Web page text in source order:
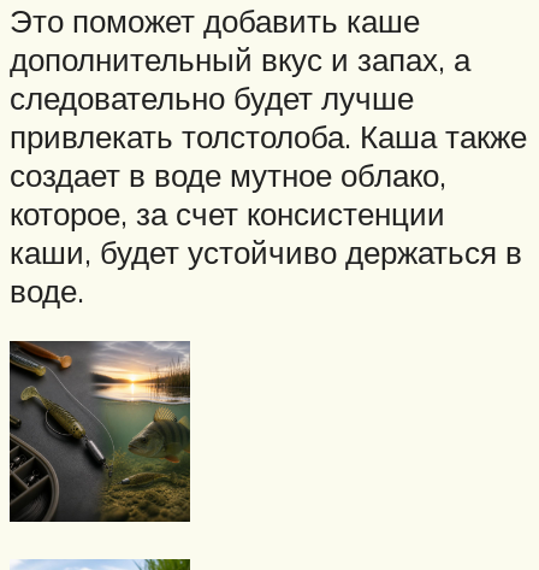
Это поможет добавить каше
дополнительный вкус и запах, а
следовательно будет лучше
привлекать толстолоба. Каша также
создает в воде мутное облако,
которое, за счет консистенции
каши, будет устойчиво держаться в
воде.